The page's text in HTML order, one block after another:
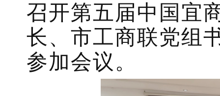
召开第五届中国宜
长、市工商联党组
参加会议。